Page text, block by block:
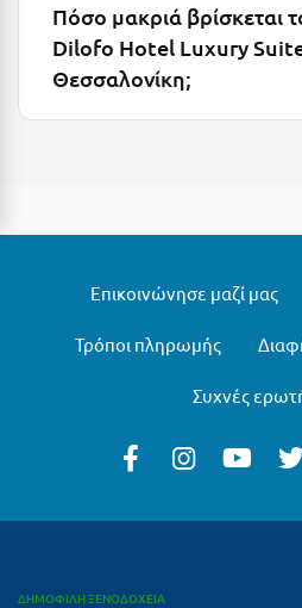
Σαλαμίνα
Σαμοθράκη
Σίκινος
Σκαφιδιά Ηλείας
Πόσο μακριά βρίσκεται
Dilofo Hotel Luxury
Θεσσαλονίκη;
Επικοινώνησε μαζί μας
Τρόποι πληρωμής
Συχνές
ΔΗΜΟΦΙΛΗ ΞΕΝΟΔΟΧΕΙΑ